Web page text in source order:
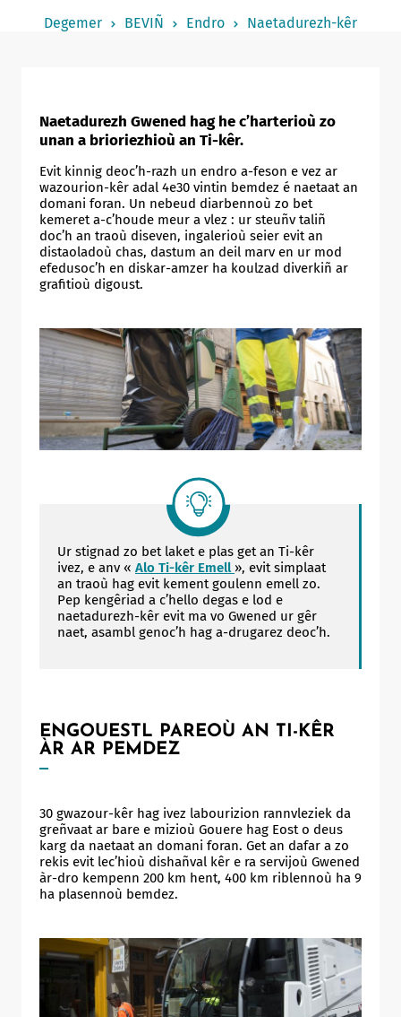
Degemer BEVIÑ Endro Naetadurezh-kêr
Naetadurezh Gwened hag he c’harterioù zo
unan a brioriezhioù an Ti-kêr.
Evit kinnig deoc’h-razh un endro a-feson e vez ar
wazourion-kêr adal 4e30 vintin bemdez é naetaat an
domani foran. Un nebeud diarbennoù zo bet
kemeret a-c’houde meur a vlez : ur steuñv taliñ
doc’h an traoù diseven, ingalerioù seier evit an
distaoladoù chas, dastum an deil marv en ur mod
efedusoc’h en diskar-amzer ha koulzad diverkiñ ar
grafitioù digoust.
Ur stignad zo bet laket e plas get an Ti-kêr
ivez, e anv « Alo Ti-kêr Emell », evit simplaat
an traoù hag evit kement goulenn emell zo.
Pep kengêriad a c’hello degas e lod e
naetadurezh-kêr evit ma vo Gwened ur gêr
naet, asambl genoc’h hag a-drugarez deoc’h.
ENGOUESTL PAREOÙ AN TI-KÊR
ÀR AR PEMDEZ
30 gwazour-kêr hag ivez labourizion rannvleziek da
greñvaat ar bare e mizioù Gouere hag Eost o deus
karg da naetaat an domani foran. Get an dafar a zo
rekis evit lec’hioù dishañval kêr e ra servijoù Gwened
àr-dro kempenn 200 km hent, 400 km riblennoù ha 9
ha plasennoù bemdez.